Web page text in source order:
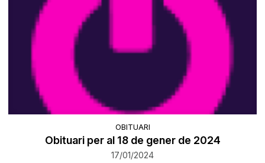
OBITUARI
Obituari per al 18 de gener de 2024
17/01/2024